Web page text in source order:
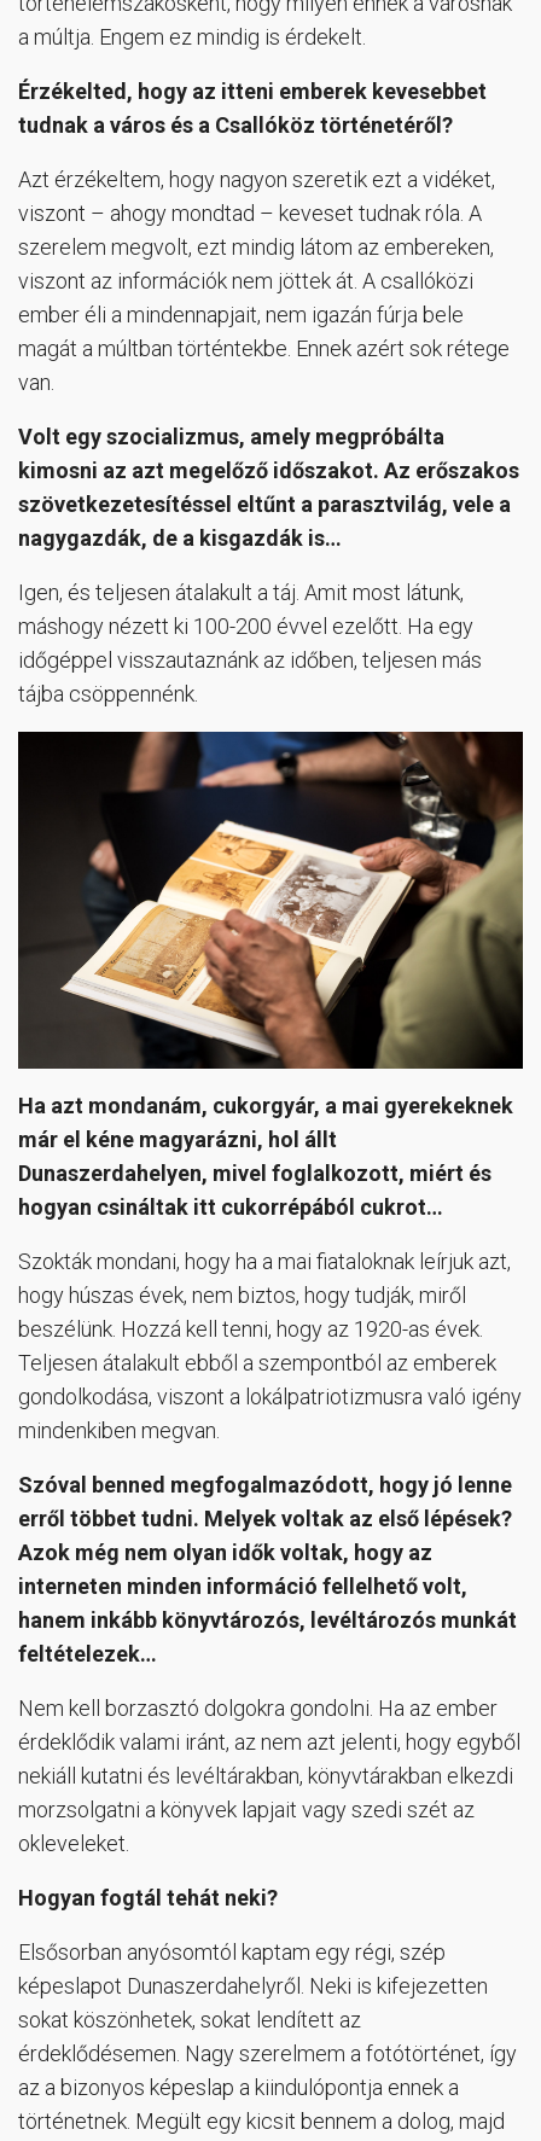
a múltja. Engem ez mindig is érdekelt.
Érzékelted, hogy az itteni emberek kevesebbet
tudnak a város és a Csallóköz történetéről?
Azt érzékeltem, hogy nagyon szeretik ezt a vidéket,
viszont – ahogy mondtad – keveset tudnak róla. A
szerelem megvolt, ezt mindig látom az embereken,
viszont az információk nem jöttek át. A csallóközi
ember éli a mindennapjait, nem igazán fúrja bele
magát a múltban történtekbe. Ennek azért sok rétege
van.
Volt egy szocializmus, amely megpróbálta
kimosni az azt megelőző időszakot. Az erőszakos
szövetkezetesítéssel eltűnt a parasztvilág, vele a
nagygazdák, de a kisgazdák is…
Igen, és teljesen átalakult a táj. Amit most látunk,
máshogy nézett ki 100-200 évvel ezelőtt. Ha egy
időgéppel visszautaznánk az időben, teljesen más
tájba csöppennénk.
Ha azt mondanám, cukorgyár, a mai gyerekeknek
már el kéne magyarázni, hol állt
Dunaszerdahelyen, mivel foglalkozott, miért és
hogyan csináltak itt cukorrépából cukrot…
Szokták mondani, hogy ha a mai fiataloknak leírjuk azt,
hogy húszas évek, nem biztos, hogy tudják, miről
beszélünk. Hozzá kell tenni, hogy az 1920-as évek.
Teljesen átalakult ebből a szempontból az emberek
gondolkodása, viszont a lokálpatriotizmusra való igény
mindenkiben megvan.
Szóval benned megfogalmazódott, hogy jó lenne
erről többet tudni. Melyek voltak az első lépések?
Azok még nem olyan idők voltak, hogy az
interneten minden információ fellelhető volt,
hanem inkább könyvtározós, levéltározós munkát
feltételezek…
Nem kell borzasztó dolgokra gondolni. Ha az ember
érdeklődik valami iránt, az nem azt jelenti, hogy egyből
nekiáll kutatni és levéltárakban, könyvtárakban elkezdi
morzsolgatni a könyvek lapjait vagy szedi szét az
okleveleket.
Hogyan fogtál tehát neki?
Elsősorban anyósomtól kaptam egy régi, szép
képeslapot Dunaszerdahelyről. Neki is kifejezetten
sokat köszönhetek, sokat lendített az
érdeklődésemen. Nagy szerelmem a fotótörténet, így
az a bizonyos képeslap a kiindulópontja ennek a
történetnek. Megült egy kicsit bennem a dolog, majd